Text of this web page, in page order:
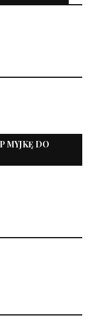
MYJKĘ DO